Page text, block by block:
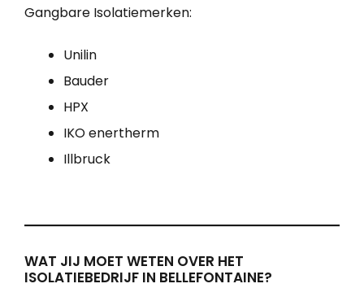
Gangbare Isolatiemerken:
Unilin
Bauder
HPX
IKO enertherm
Illbruck
WAT JIJ MOET WETEN OVER HET
ISOLATIEBEDRIJF IN BELLEFONTAINE?